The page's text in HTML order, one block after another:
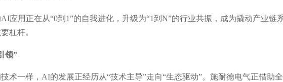
应用正在从“0到1”的自我进化，升级为“1到N”的行业共振，成为撬动产业链
杠杆。
领”
术一样，AI的发展正经历从“技术主导”走向“生态驱动”。施耐德电气正借助